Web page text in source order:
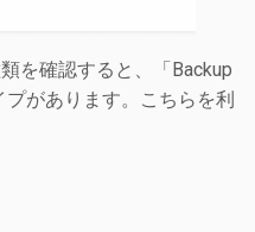
を確認すると、「Backup
があります。こちらを利